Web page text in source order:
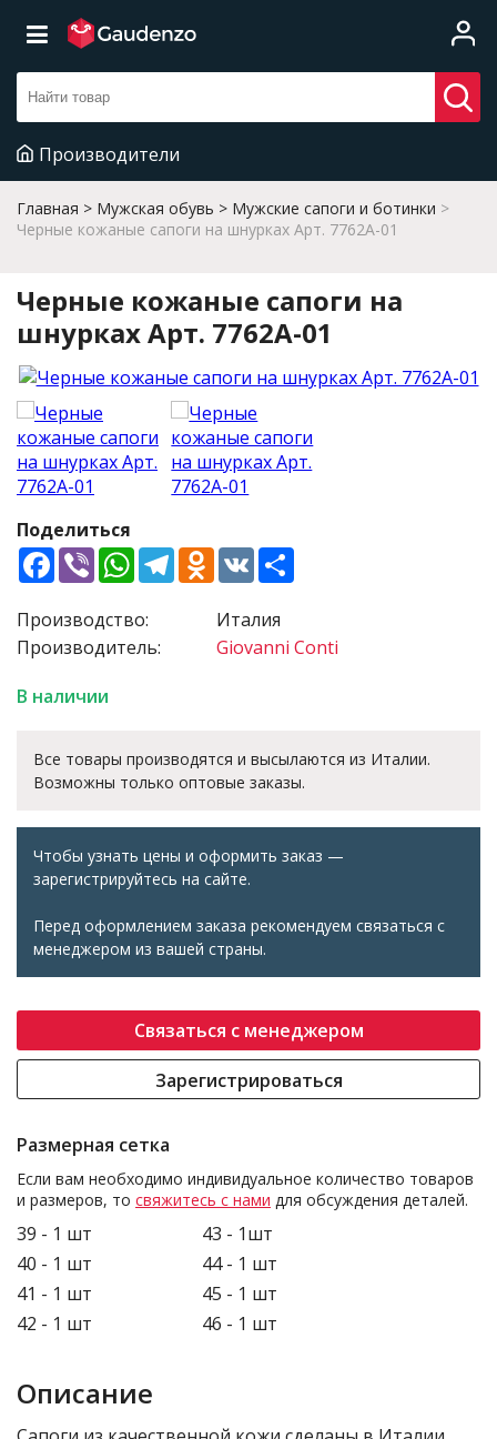
Производители
Главная Мужская обувь
Мужские сапоги и ботинки
Черные кожаные сапоги на шнурках Арт. 7762A-01
Черные кожаные сапоги на
шнурках Арт. 7762A-01
Поделиться
Facebook
ViberWhatsApp
TelegramOdnoklassniki
VK
Производство:
Производитель:
Италия
Giovanni Conti
В наличии
Все товары производятся и высылаются из Италии.
Возможны только оптовые заказы.
Чтобы узнать цены и оформить заказ —
зарегистрируйтесь на сайте.
Перед оформлением заказа рекомендуем связаться с
менеджером из вашей страны.
Связаться с менеджером
Зарегистрироваться
Размерная сетка
Если вам необходимо индивидуальное количество товаров
и размеров, то свяжитесь с нами для обсуждения деталей.
39 - 1 шт
40 - 1 шт
41 - 1 шт
42 - 1 шт
43 - 1шт
44 - 1 шт
45 - 1 шт
46 - 1 шт
Описание